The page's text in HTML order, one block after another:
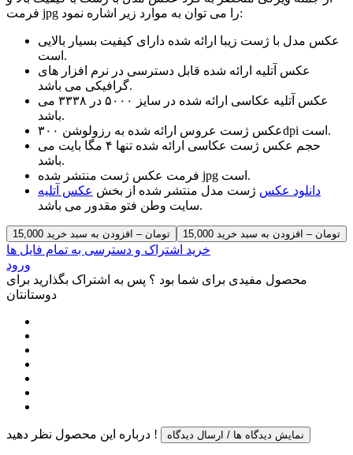
فرمت jpg را می توان به موارد زیر اشاره نمود:
عکس مدل با ژست زیبا ارائه شده دارای کیفیت بسیار بالایی
است.
عکس آتلیه ارائه شده قابل دسترسی در نرم افزار های
گرافیکی می باشد.
عکس آتلیه عکاسی ارائه شده در سایز ۵۰۰۰ در ۳۳۳۸ می
باشد.
عکس ژست عروس ارائه شده به رزولوشن ۳۰۰dpi است.
حجم عکس ژست عکاسی ارائه شده تنها ۴ مگا بایت می
باشد.
فرمت عکس ژست منتشر شده jpg است.
دانلود عکس ژست مدل منتشر شده از بخش عکس آتلیه
سایت وطن فتو مقدور می باشد.
15,000 تومان – افزودن به سبد خرید
خرید اشتراک و دسترسی به تمام فایل ها
ورود
محصول مفیدی برای شما بود ؟ پس به اشتراک بگذارید برای
دوستانتان
درباره این محصول نظر دهید ! نمایش دیدگاه ها / ارسال دیدگاه